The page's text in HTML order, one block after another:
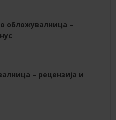
обложувалница –
– рецензија и